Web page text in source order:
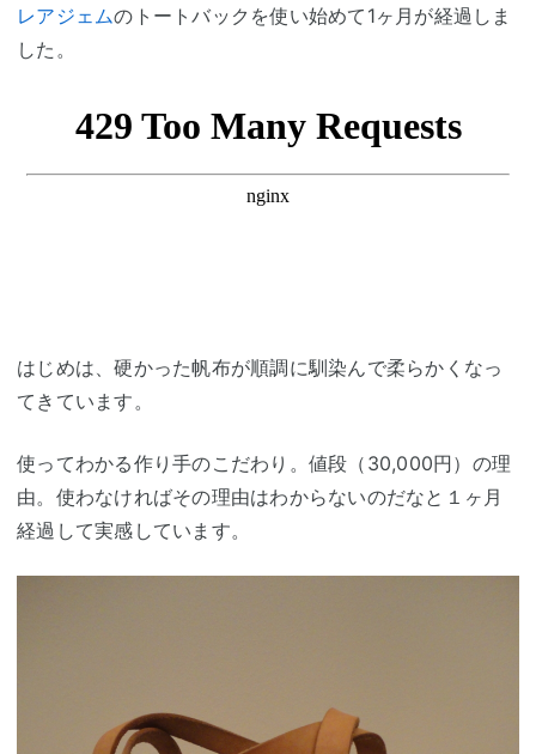
レアジェムのトートバックを使い始めて1ヶ月が経過しま
した。
はじめは、硬かった帆布が順調に馴染んで柔らかくなっ
てきています。
使ってわかる作り手のこだわり。値段（30,000円）の理
由。使わなければその理由はわからないのだなと１ヶ月
経過して実感しています。